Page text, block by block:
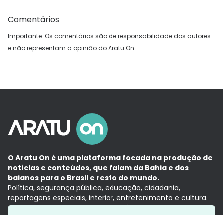
Comentários
Importante: Os comentários são de responsabilidade dos autores
e não representam a opinião do Aratu On.
O Aratu On é uma plataforma focada na produção de
notícias e conteúdos, que falam da Bahia e dos
baianos para o Brasil e resto do mundo.
Política, segurança pública, educação, cidadania,
reportagens especiais, interior, entretenimento e cultura.
Aqui, tudo vira notícia e a notícia é no tempo presente,